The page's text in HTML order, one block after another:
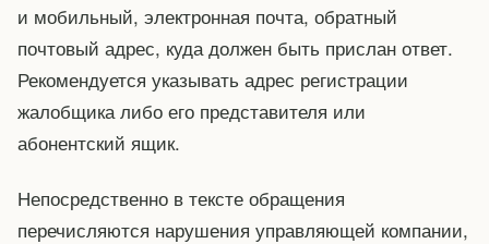
и мобильный, электронная почта, обратный
почтовый адрес, куда должен быть прислан ответ.
Рекомендуется указывать адрес регистрации
жалобщика либо его представителя или
абонентский ящик.
Непосредственно в тексте обращения
перечисляются нарушения управляющей компании,